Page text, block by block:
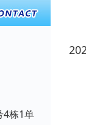
4栋1单